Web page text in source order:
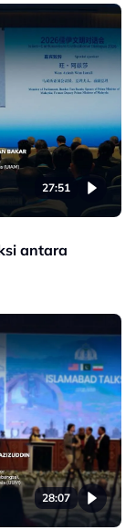
27:51
antara
28:07